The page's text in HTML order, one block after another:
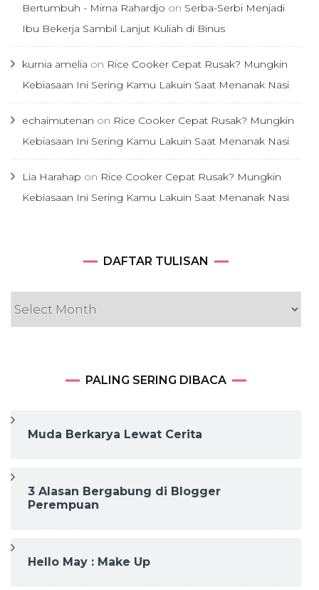
Bertumbuh - Mirna Rahardjo on Serba-Serbi Menjadi
Ibu Bekerja Sambil Lanjut Kuliah di Binus
kurnia amelia on Rice Cooker Cepat Rusak? Mungkin
Kebiasaan Ini Sering Kamu Lakuin Saat Menanak Nasi
echaimutenan on Rice Cooker Cepat Rusak? Mungkin
Kebiasaan Ini Sering Kamu Lakuin Saat Menanak Nasi
Lia Harahap on Rice Cooker Cepat Rusak? Mungkin
Kebiasaan Ini Sering Kamu Lakuin Saat Menanak Nasi
DAFTAR TULISAN
DAFTAR
PALING SERING DIBACA
Muda Berkarya Lewat Cerita
3 Alasan Bergabung di Blogger
Perempuan
Hello May : Make Up